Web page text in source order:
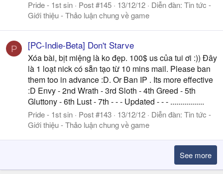
Pride - 1st sin Post #145 13/12/12 Diễn đàn: Tin tức -
Giới thiệu - Thảo luận chung về game
P [PC-Indie-Beta] Don't Starve
Xóa bài, bịt miệng là ko đẹp. 100$ us của tui ơi :)) Đây
là 1 loạt nick có sẵn tạo từ 10 mins mail. Please ban
them too in advance :D. Or Ban IP . Its more effective
:D Envy - 2nd Wrath - 3rd Sloth - 4th Greed - 5th
Gluttony - 6th Lust - 7th - - - Updated - - - .................
Pride - 1st sin Post #143 13/12/12 Diễn đàn: Tin tức -
Giới thiệu - Thảo luận chung về game
See more